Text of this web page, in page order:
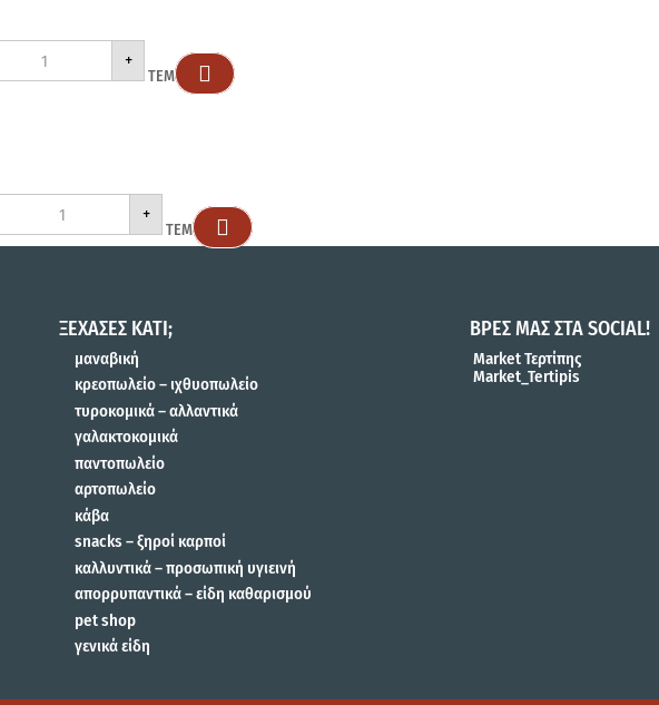
+
ΤΕΜ 
+
ΤΕΜ 
ΞΕΧΑΣΕΣ ΚΑΤΙ;
μαναβική
κρεοπωλείο – ιχθυοπωλείο
τυροκομικά – αλλαντικά
γαλακτοκομικά
παντοπωλείο
αρτοπωλείο
κάβα
snacks – ξηροί καρποί
καλλυντικά – προσωπική υγιεινή
απορρυπαντικά – είδη καθαρισμού
pet shop
γενικά είδη
ΒΡΕΣ ΜΑΣ ΣΤΑ SOCIAL!
Market Τερτίπης
Market_Tertipis